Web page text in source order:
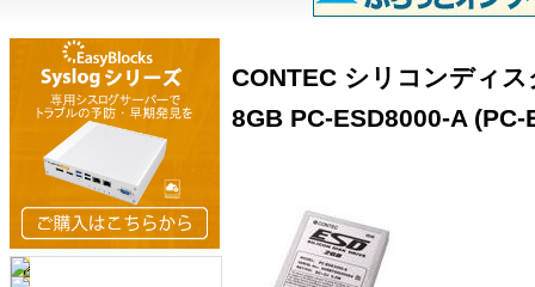
CONTEC シリコンディ
8GB PC-ESD8000-A (PC-